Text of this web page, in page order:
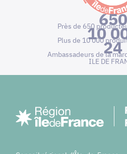
650
Près de 65010
Plus de 10 00024
Ambassadeurs de la
ILE DE